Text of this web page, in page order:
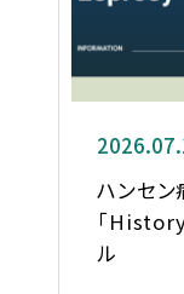
ハンセン
「
ル